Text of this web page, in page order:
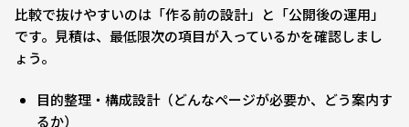
比較で抜けやすいのは「作る前の設計」と「公開後の運用」
です。見積は、最低限次の項目が入っているかを確認しまし
ょう。
目的整理・構成設計（どんなページが必要か、どう案内す
るか）